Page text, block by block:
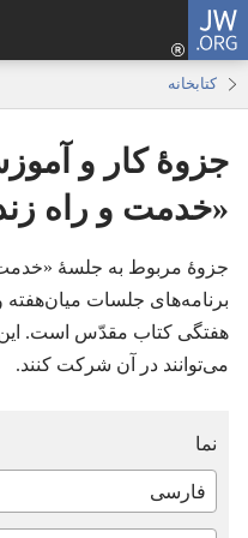
JW.ORG
کتابخانه
جزوهٔ کار و
«خدمت و راه
جزوهٔ مربوط به جلسهٔ
برنامه‌های جلسات میان‌هفته
هفتگی کتاب مقدّس است.‏
می‌توانند در آن شرکت کنند.‏
نما
زبانی